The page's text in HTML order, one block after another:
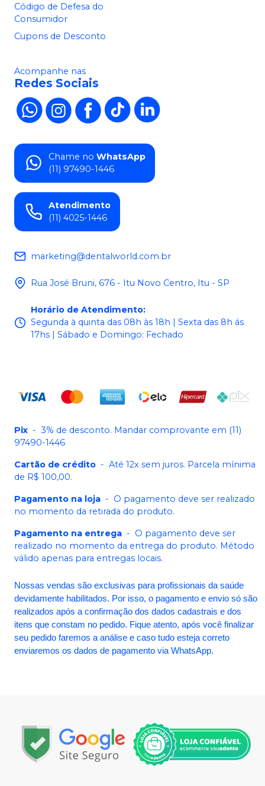
Código de Defesa do
Consumidor
Cupons de Desconto
Acompanhe nas
Redes Sociais
Chame no WhatsApp
(11) 97490-1446
Atendimento
(11) 4025-1446
marketing@dentalworld.com.br
Rua José Bruni, 676 - Itu Novo Centro, Itu - SP
Horário de Atendimento:
Segunda à quinta das 08h às 18h | Sexta das 8h ás
17hs | Sábado e Domingo: Fechado
Pix - 3% de desconto. Mandar comprovante em (11)
97490-1446
Cartão de crédito - Até 12x sem juros. Parcela mínima
de R$ 100,00.
Pagamento na loja - O pagamento deve ser realizado
no momento da retirada do produto.
Pagamento na entrega - O pagamento deve ser
realizado no momento da entrega do produto. Método
válido apenas para entregas locais.
Nossas vendas são exclusivas para profissionais da saúde
devidamente habilitados. Por isso, o pagamento e envio só são
realizados após a confirmação dos dados cadastrais e dos
itens que constam no pedido. Fique atento, após você finalizar
seu pedido faremos a análise e caso tudo esteja correto
enviaremos os dados de pagamento via WhatsApp.